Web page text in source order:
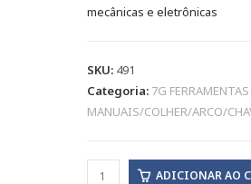
mecânicas e eletrônicas
SKU: 491
Categoria: 7G FERRAMENTAS
MANUAIS/COLHER/ARCO/
ADICIONAR AO